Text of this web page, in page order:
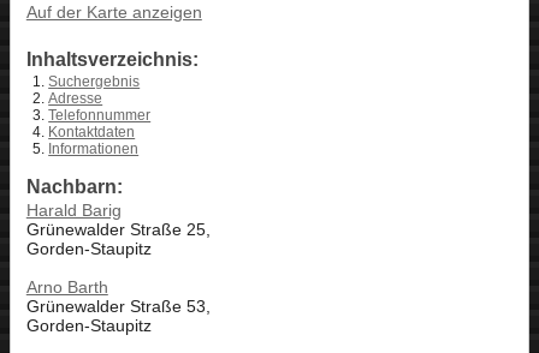
Auf der Karte anzeigen
Inhaltsverzeichnis:
Suchergebnis
Adresse
Telefonnummer
Kontaktdaten
Informationen
Nachbarn:
Harald Barig
Grünewalder Straße 25,
Gorden-Staupitz
Arno Barth
Grünewalder Straße 53,
Gorden-Staupitz